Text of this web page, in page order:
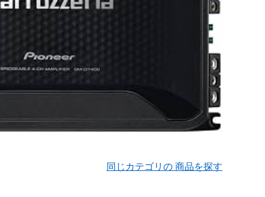
同じカテゴリの 商品を探す